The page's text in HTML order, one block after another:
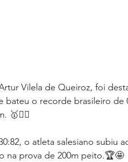
Vilela de Queiroz, foi
bateu o recorde brasileiro de
⁣🥇🏊‍♂️⁣
o atleta salesiano subiu
na prova de 200m peito.🏆🤩⁣